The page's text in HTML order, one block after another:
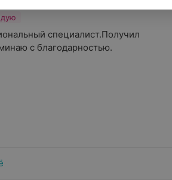
специалист.Получил
с благодарностью.